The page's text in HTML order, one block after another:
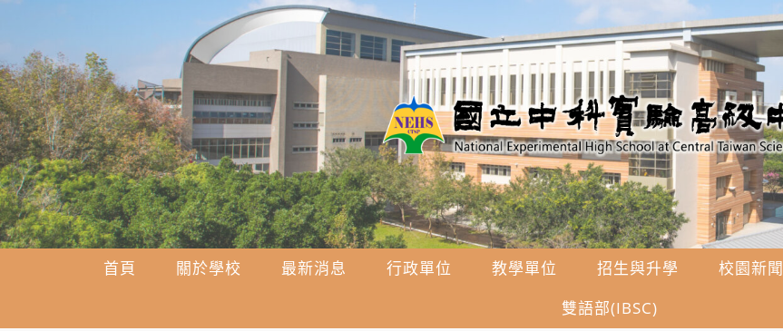
至
主
要
內
容
首頁 關於學校 最新消息 行政單位 教學單位 招生與升學 校園新聞
雙語部(IBSC)